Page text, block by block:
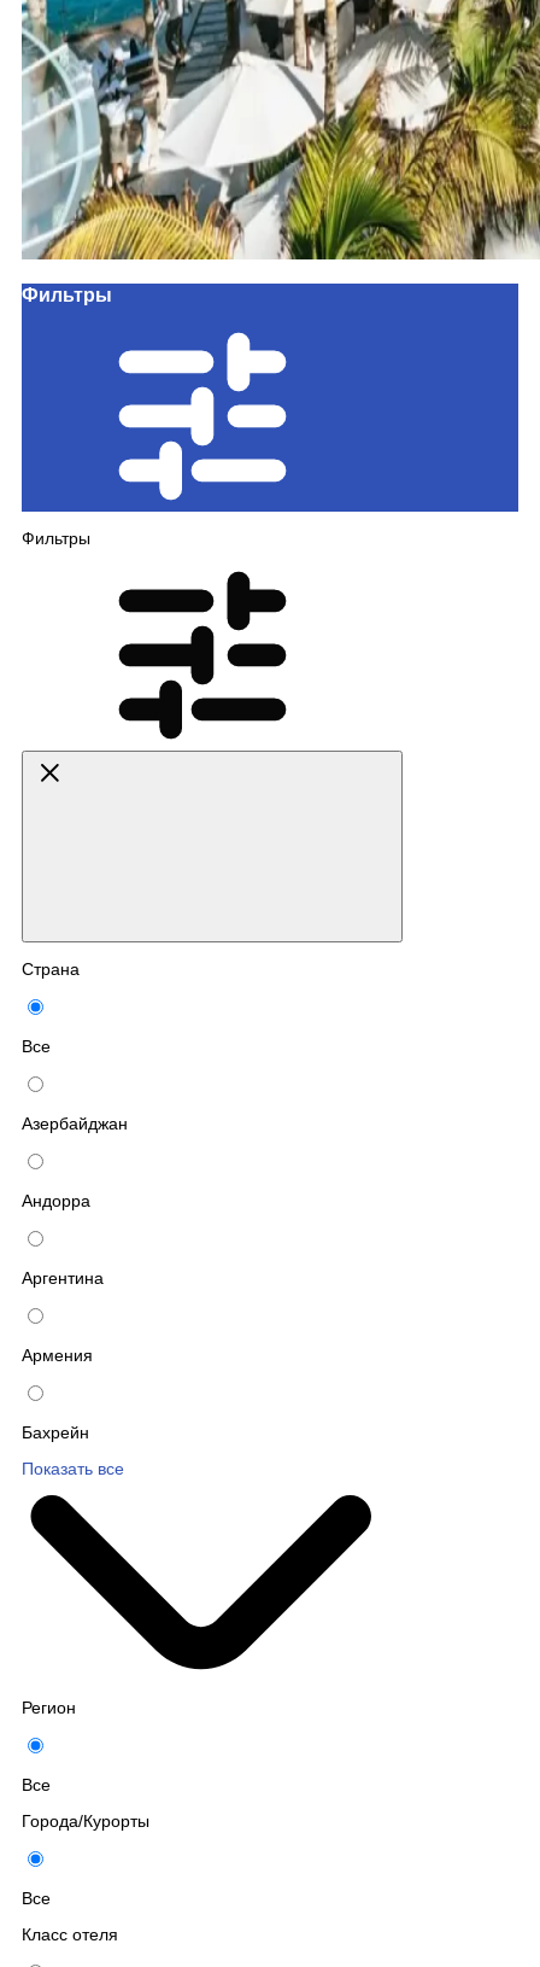
Фильтры
Фильтры
Страна
Все
Азербайджан
Андорра
Аргентина
Армения
Бахрейн
Показать все
Регион
Все
Города/Курорты
Все
Класс отеля